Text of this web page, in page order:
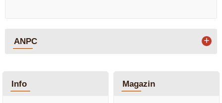
ANPC +
Info Magazin